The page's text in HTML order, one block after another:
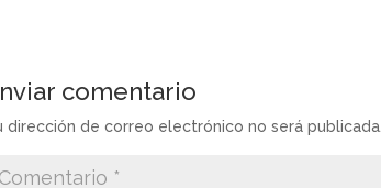
comentario
dirección de correo electrónico no será publicada.